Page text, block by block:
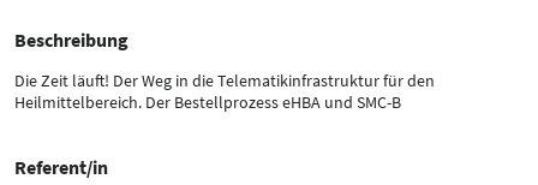
Beschreibung
Die Zeit läuft! Der Weg in die Telematikinfrastruktur für den
Heilmittelbereich. Der Bestellprozess eHBA und SMC-B
Referent/in